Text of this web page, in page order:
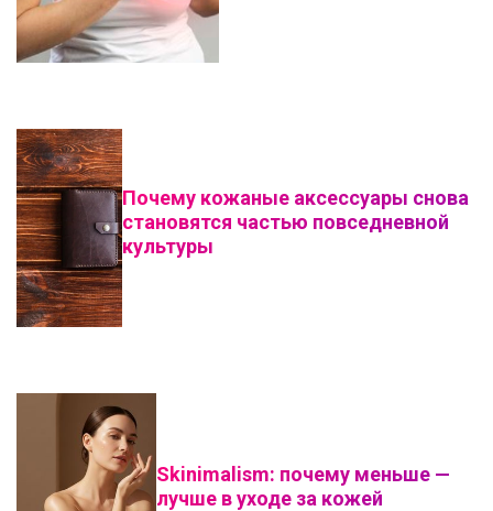
Почему кожаные аксессуары снова
становятся частью повседневной
культуры
Skinimalism: почему меньше —
лучше в уходе за кожей